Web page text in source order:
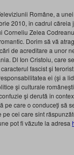
Române, a
2010, în cadrul
Corneliu Zelea
Dorim să vă
de acreditare a unor
Dl Ion Cristoiu, care
fascist şi
ei (şi a
şi culturale
şi derută în
pe care o conduceţi să
cei care sînt
pot fi văzute la adresa